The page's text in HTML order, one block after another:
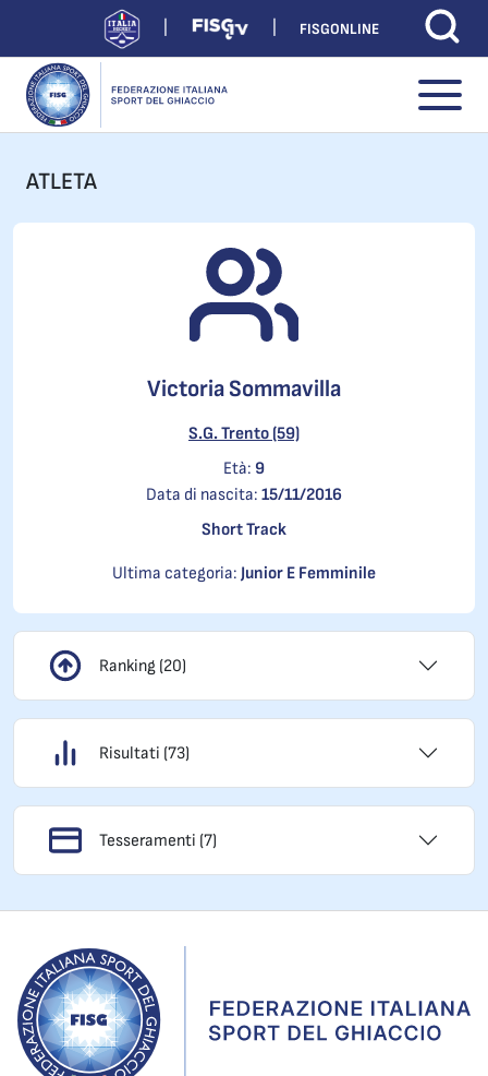
FISGONLINE
ATLETA
Victoria Sommavilla
S.G. Trento (59)
Età: 9
Data di nascita: 15/11/2016
Short Track
Ultima categoria: Junior E Femminile
Ranking (20)
Risultati (73)
Tesseramenti (7)